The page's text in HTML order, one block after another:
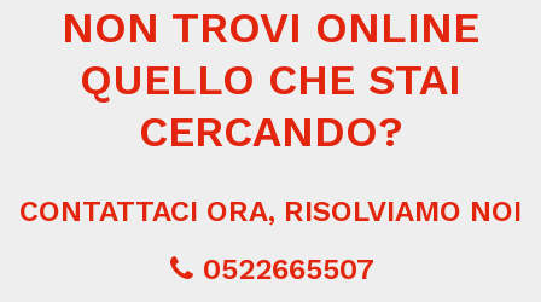
NON TROVI ONLINE
QUELLO CHE STAI
CERCANDO?
CONTATTACI ORA, RISOLVIAMO NOI
0522665507